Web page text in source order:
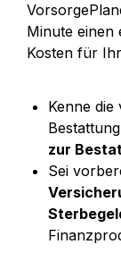
Minute einen
Kosten für
Kenne
zur